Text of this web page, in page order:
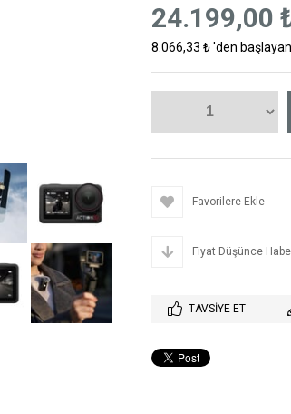
24.199,00
8.066,33 ₺'den
Favorilere Ekle
Fiyat Düşünce
TAVSIYE ET